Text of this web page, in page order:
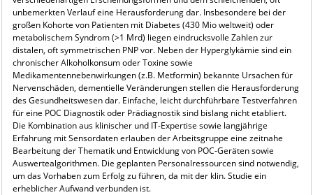
LINKS
KONTAKT
AKTUELLES
unbemerkten Verlauf eine Herausforderung dar. Insbesondere bei der
großen Kohorte von Patienten mit Diabetes (430 Mio weltweit) oder
metabolischem Syndrom (>1 Mrd) liegen eindrucksvolle Zahlen zur
distalen, oft symmetrischen PNP vor. Neben der Hyperglykämie sind ein
chronischer Alkoholkonsum oder Toxine sowie
Medikamentennebenwirkungen (z.B. Metformin) bekannte Ursachen für
Nervenschäden, dementielle Veränderungen stellen die Herausforderung
des Gesundheitswesen dar. Einfache, leicht durchführbare Testverfahren
für eine POC Diagnostik oder Prädiagnostik sind bislang nicht etabliert.
Die Kombination aus klinischer und IT-Expertise sowie langjährige
Erfahrung mit Sensordaten erlauben der Arbeitsgruppe eine zeitnahe
Bearbeitung der Thematik und Entwicklung von POC-Geräten sowie
Auswertealgorithmen. Die geplanten Personalressourcen sind notwendig,
um das Vorhaben zum Erfolg zu führen, da mit der klin. Studie ein
erheblicher Aufwand verbunden ist.